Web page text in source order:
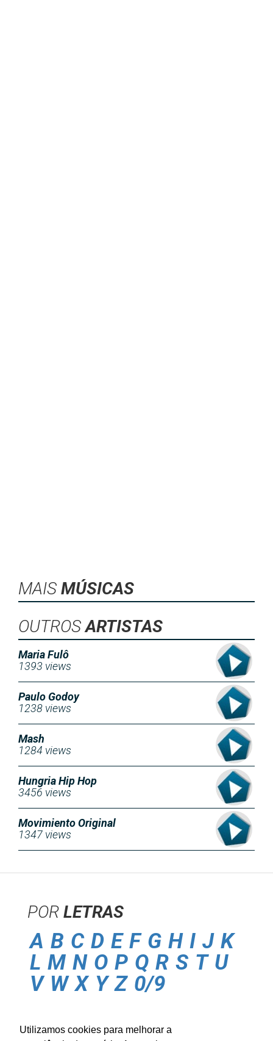
Utilizamos cookies para melhorar a
MAIS MÚSICAS
OUTROSARTISTAS
Maria Fulô
1393 views
Paulo Godoy
1238 views
Mash
1284 views
Hungria Hip Hop
3456 views
Movimiento Original
1347 views
POR LETRAS
A B C D E F G H I J K
L M N O P Q R S T U
V W X Y Z 0/9
POLITICA DEPRIVACIDADE